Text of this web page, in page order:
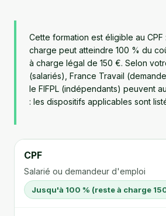
Cette formation est éligible au CPF
charge peut atteindre 100 % du
à charge légal de 150 €. Selon
(salariés), France Travail
le FIFPL (indépendants) peuvent
: les dispositifs applicables sont
CPF
Salarié ou demandeur d'emploi
Jusqu'à 100 % (reste à charge